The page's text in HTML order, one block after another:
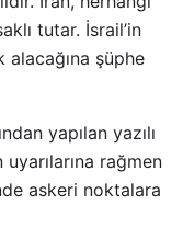
tutar. İsrail’in
alacağına şüphe
yapılan yazılı
rağmen
askeri noktalara